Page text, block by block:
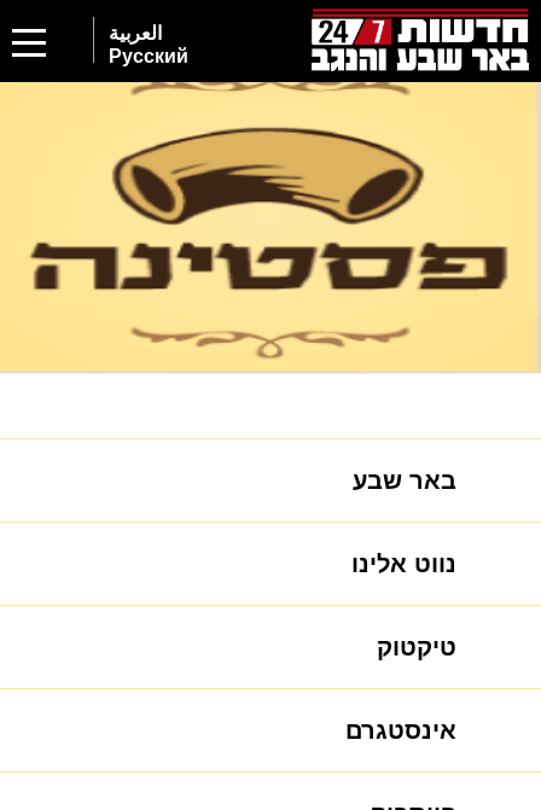
العربية
Русский
באר שבע
נווט אלינו
טיקטוק
אינסטגרם